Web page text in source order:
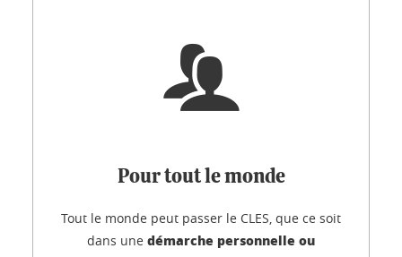
Pour tout le monde
Tout le monde peut passer le CLES, que ce soit
dans une démarche personnelle ou